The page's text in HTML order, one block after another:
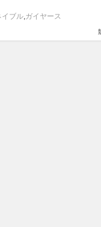
イブル,ガイヤース